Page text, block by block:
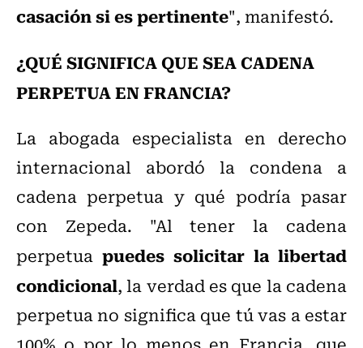
casación si es pertinente", manifestó.
¿QUÉ SIGNIFICA QUE SEA CADENA
PERPETUA EN FRANCIA?
La abogada especialista en derecho
internacional abordó la condena a
cadena perpetua y qué podría pasar
con Zepeda. "Altener la cadena
perpetua puedes solicitar la libertad
condicional, la verdad es que la cadena
perpetua no significa que tú vas a estar